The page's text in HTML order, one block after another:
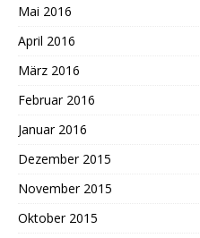
Mai 2016
April 2016
März 2016
Februar 2016
Januar 2016
Dezember 2015
November 2015
Oktober 2015